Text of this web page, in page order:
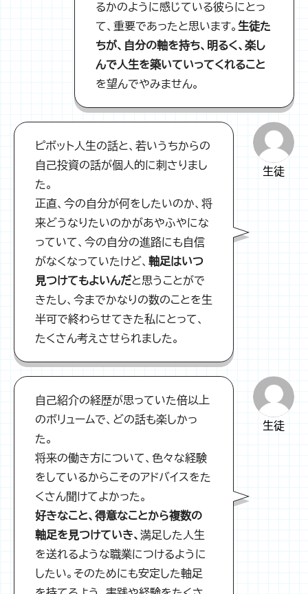
るかのように感じている彼らにとっ
て、重要であったと思います。 生徒た
ちが、自分の軸を持ち、明るく、楽し
んで人生を築いていってくれること
を望んでやみません。
生徒
ピボット人生の話と、若いうちからの
自己投資の話が個人的に刺さりまし
た。
正直、今の自分が何をしたいのか、将
来どうなりたいのかがあやふやにな
っていて、今の自分の進路にも自信
がなくなっていたけど、 軸足はいつ
見つけてもよいんだと思うことがで
きたし、今までかなりの数のことを生
半可で終わらせてきた私にとって、
たくさん考えさせられました。
生徒
自己紹介の経歴が思っていた倍以上
のボリュームで、どの話も楽しかっ
た。
将来の働き方について、色々な経験
をしているからこそのアドバイスをた
くさん聞けてよかった。
好きなこと、得意なことから複数の
軸足を見つけていき、 満足した人生
を送れるような職業につけるように
したい。そのためにも安定した軸足